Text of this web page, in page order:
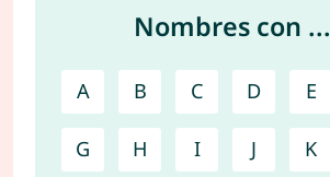
Nombres con ...
A B C D E
G H I J K